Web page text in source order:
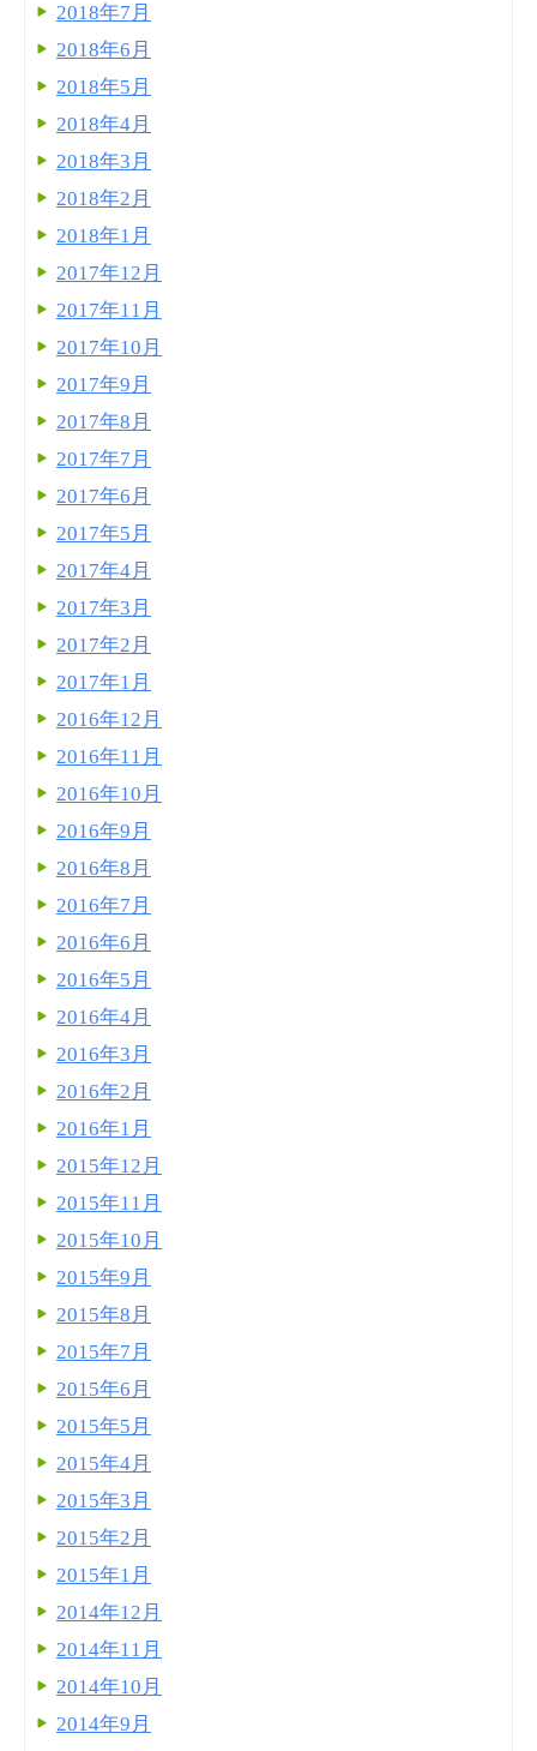
2018年7月
2018年6月
2018年5月
2018年4月
2018年3月
2018年2月
2018年1月
2017年12月
2017年11月
2017年10月
2017年9月
2017年8月
2017年7月
2017年6月
2017年5月
2017年4月
2017年3月
2017年2月
2017年1月
2016年12月
2016年11月
2016年10月
2016年9月
2016年8月
2016年7月
2016年6月
2016年5月
2016年4月
2016年3月
2016年2月
2016年1月
2015年12月
2015年11月
2015年10月
2015年9月
2015年8月
2015年7月
2015年6月
2015年5月
2015年4月
2015年3月
2015年2月
2015年1月
2014年12月
2014年11月
2014年10月
2014年9月